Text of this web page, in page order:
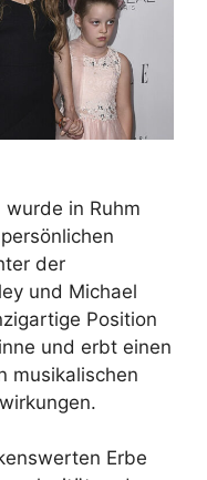
in Ruhm
der
und Michael
Position
und erbt einen
musikalischen
Erbe